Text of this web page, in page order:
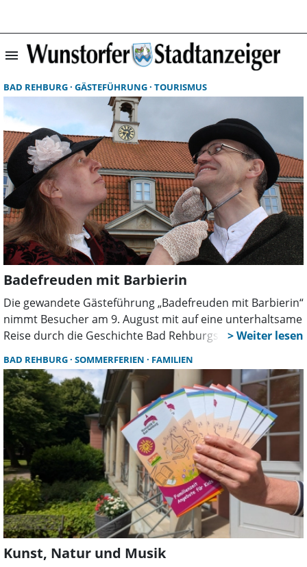
menu Startseite |
BAD REHBURG GÄSTEFÜHRUNG TOURISMUS
Badefreuden mit Barbierin
Die gewandete Gästeführung „Badefreuden mit Barbierin“
nimmt Besucher am 9. August mit auf eine unterhaltsame
Reise durch die Geschichte Bad Rehburgs. Barbierin
dem einstigen Kurort und seinen berühmten Gästen.
BAD REHBURG SOMMERFERIEN FAMILIEN
Kunst, Natur und Musik